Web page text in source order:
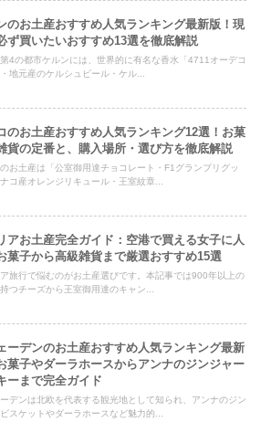
のお土産おすすめ人気ランキング最新版！現
ず買いたいおすすめ13選を徹底解説
第4の都市ケルンには、世界的に有名な香水「4711オーデコ
地元産のケルシュビール・ケル...
のお土産おすすめ人気ランキング12選！お菓
貨の定番と、購入場所・選び方を徹底解説
お土産は「公室御用達チョコレート・F1グランプリグッ
コ産オレンジリキュール・王室紋章...
アお土産完全ガイド：空港で買える女子に人
菓子から高級雑貨まで厳選おすすめ15選
旅行で悩むのがお土産選びです。本記事では900年以上の
つチーズから王室御用達のキャン...
ーデンのお土産おすすめ人気ランキング最新
菓子やダーラホースからアンナのジンジャー
ーまで完全ガイド
デンは北欧を代表する観光地として知られ、アンナのジン
スケットやダーラホースなど魅力的...